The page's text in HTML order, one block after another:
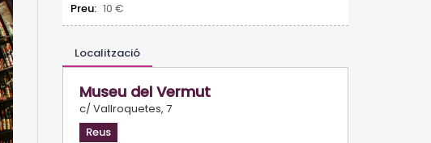
Preu: 10 €
Localització
Museu del Vermut
c/ Vallroquetes, 7
Reus